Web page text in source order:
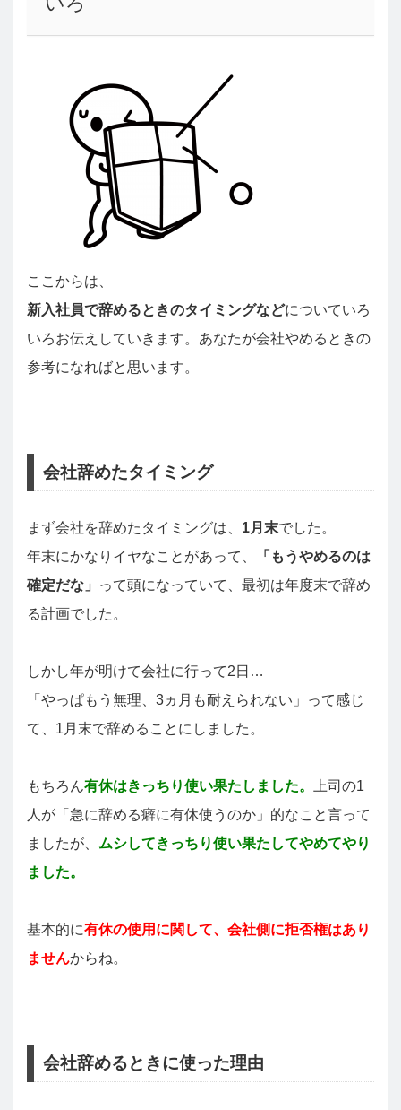
ここからは、
新入社員で辞めるときのタイミングなどについていろ
いろお伝えしていきます。あなたが会社やめるときの
参考になればと思います。
会社辞めたタイミング
まず会社を辞めたタイミングは、 1月末でした。
年末にかなりイヤなことがあって、
「もうやめるのは
確定だな」
って頭になっていて、最初は年度末で辞め
る計画でした。
しかし年が明けて会社に行って2日…
「やっぱもう無理、3ヵ月も耐えられない」って感じ
て、1月末で辞めることにしました。
もちろん有休はきっちり使い果たしました。
上司の1
人が「急に辞める癖に有休使うのか」的なこと言って
ましたが、 ムシしてきっちり使い果たしてやめてやり
ました。
基本的に有休の使用に関して、会社側に拒否権はあり
ませんからね。
会社辞めるときに使った理由